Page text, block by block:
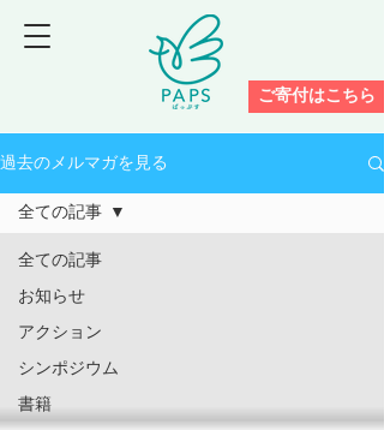
ご寄付はこちら
過去のメルマガを見る
全ての記事
お知らせ
アクション
シンポジウム
書籍
全ての記事